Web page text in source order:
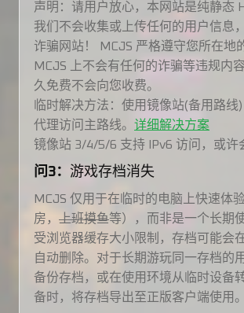
声明：请用户放心，本网站是纯静态
我们不会收集或上传任何的用户信息
诈骗网站！ MCJS 严格遵守您所在地
MCJS 上不会有任何的诈骗等违规内
久免费不会向您收费。
临时解决方法：使用镜像站(备用路线
代理访问主路线。 详细解决方案
镜像站 3/4/5/6 支持 IPv6 访问，或许
问3： 游戏存档消失
MCJS 仅用于在临时的电脑上快速体
房， 上班摸鱼等），而非是一个长期
受浏览器缓存大小限制，存档可能会
自动删除。对于长期游玩同一存档的
备份存档，或在使用环境从临时设备
备时，将存档导出至正版客户端使用。